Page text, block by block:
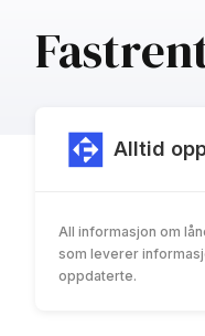
Alltid
All informasjon om
som leverer
oppdaterte.